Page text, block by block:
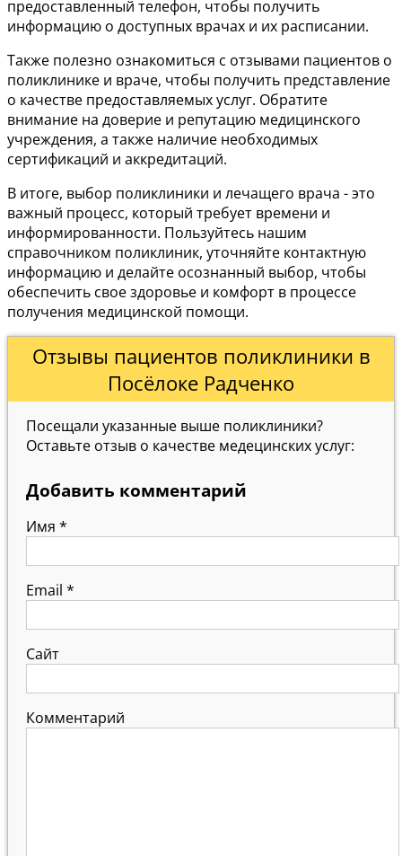
предоставленный телефон, чтобы получить
информацию о доступных врачах и их расписании.
Также полезно ознакомиться с отзывами пациентов о
поликлинике и враче, чтобы получить представление
о качестве предоставляемых услуг. Обратите
внимание на доверие и репутацию медицинского
учреждения, а также наличие необходимых
сертификаций и аккредитаций.
В итоге, выбор поликлиники и лечащего врача - это
важный процесс, который требует времени и
информированности. Пользуйтесь нашим
справочником поликлиник, уточняйте контактную
информацию и делайте осознанный выбор, чтобы
обеспечить свое здоровье и комфорт в процессе
получения медицинской помощи.
Отзывы пациентов поликлиники в
Посёлоке Радченко
Посещали указанные выше поликлиники?
Оставьте отзыв о качестве медецинских услуг:
Добавить комментарий
Имя *
Email *
Сайт
Комментарий